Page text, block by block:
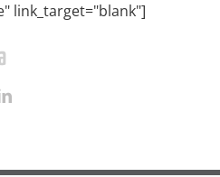
link_target="blank"]